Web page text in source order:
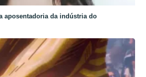
aposentadoria da indústria do